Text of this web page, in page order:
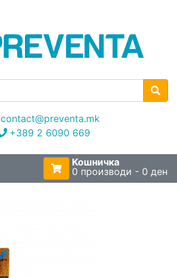
contact@preventa.mk
+389 2 6090 669
Кошничка
0 производи - 0 ден